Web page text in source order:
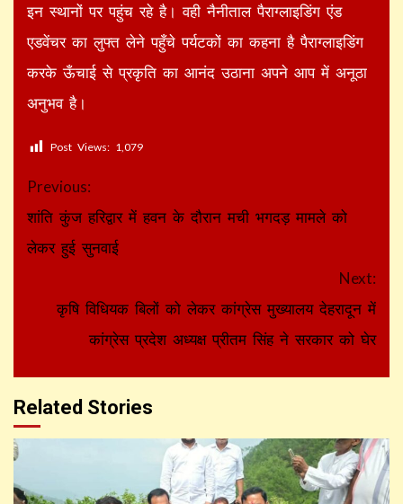
इन स्थानों पर पहुंच रहे है। वही नैनीताल पैराग्लाइडिंग एंड
एडवेंचर का लुफ्त लेने पहुँचे पर्यटकों का कहना है पैराग्लाइडिंग
करके ऊँचाई से प्रकृति का आनंद उठाना अपने आप में अनूठा
अनुभव है।
Post Views: 1,079
Continue
Reading
Previous:
शांति कुंज हरिद्वार में हवन के दौरान मची भगदड़ मामले को
लेकर हुई सुनवाई
Next:
कृषि विधियक बिलों को लेकर कांग्रेस मुख्यालय देहरादून में
कांग्रेस प्रदेश अध्यक्ष प्रीतम सिंह ने सरकार को घेर
Related Stories